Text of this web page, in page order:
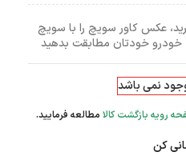
عکس کاور سویچ را با سویچ
خودرو خودتان مطابقت بدهید
نمی باشد
رویه بازگشت کالا مطالعه فرمایید.
کن